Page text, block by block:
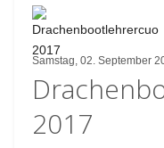
Samstag, 02. September
2017